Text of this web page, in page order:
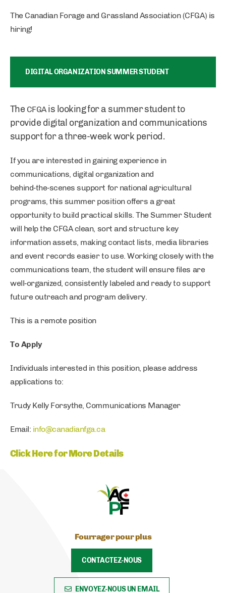
The Canadian Forage and Grassland Association (CFGA) is
hiring!
DIGITAL ORGANIZATION SUMMER STUDENT
The CFGAis looking for a summer student to
provide digital organization and communications
support for a three-week work period.
If you are interested in gaining experience in
communications, digital organization and
behind‑the‑scenes support for national agricultural
programs, this summer position offers a great
opportunity to build practical skills. The Summer Student
will help the CFGA clean, sort and structure key
information assets, making contact lists, media libraries
and event records easier to use. Working closely with the
communications team, the student will ensure files are
well‑organized, consistently labeled and ready to support
future outreach and program delivery.
This is a remote position
To Apply
Individuals interested in this position, please address
applications to:
Trudy Kelly Forsythe, Communications Manager
Email: info@canadianfga.ca
Click Here for More Details
Fourrager pour plus
CONTACTEZ-NOUS
ENVOYEZ-NOUS UN EMAIL